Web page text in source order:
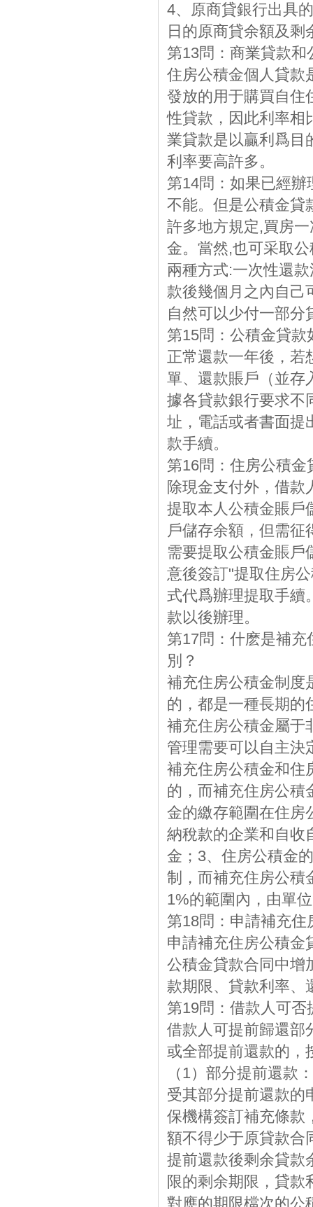
4、原商貸銀行出具
日的原商貸余額及剩
第13問：商業貸款
住房公積金個人貸款
發放的用于購買自住
性貸款，因此利率相
業貸款是以贏利爲目
利率要高許多。
第14問：如果已經
不能。但是公積金貸
許多地方規定,買房
金。當然,也可采取
兩種方式:一次性還
款後幾個月之內自己
自然可以少付一部分
第15問：公積金貸
正常還款一年後，若
單、還款賬戶（並存
據各貸款銀行要求不
址，電話或者書面提
款手續。
第16問：住房公積
除現金支付外，借款
提取本人公積金賬戶
戶儲存余額，但需征
需要提取公積金賬戶
意後簽訂"提取住房
式代爲辦理提取手續
款以後辦理。
第17問：什麽是補
別？
補充住房公積金制度
的，都是一種長期的
補充住房公積金屬于
管理需要可以自主決
補充住房公積金和住
的，而補充住房公積
金的繳存範圍在住房
納稅款的企業和自收
金；3、住房公積金
制，而補充住房公積
1%的範圍內，由單
第18問：申請補充
申請補充住房公積金
公積金貸款合同中增
款期限、貸款利率、
第19問：借款人可
借款人可提前歸還部
或全部提前還款的，
（1）部分提前還款
受其部分提前還款的
保機構簽訂補充條款
額不得少于原貸款合
提前還款後剩余貸款
限的剩余期限，貸款
對應的期限檔次的公